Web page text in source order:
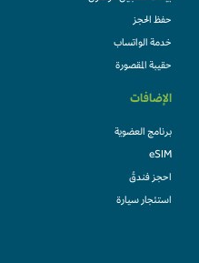
حفظ الحجز
خدمة الواتساب
حقيبة المقصورة
الإضافات
برنامج العضوية
eSIM
احجز فندقً
استئجار سيارة